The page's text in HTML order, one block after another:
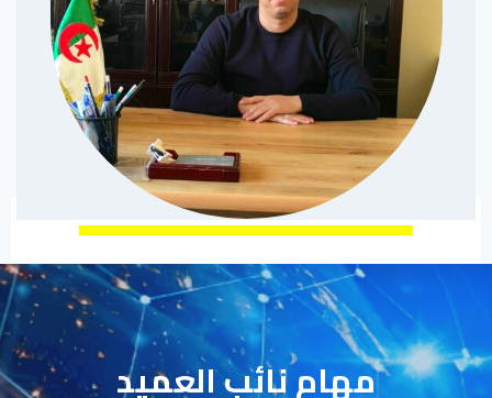
مهام نائب العميد